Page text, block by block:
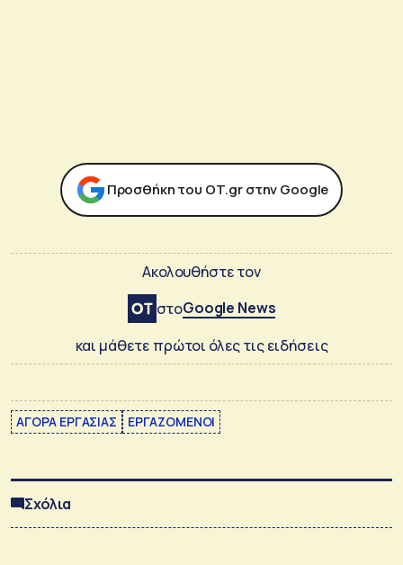
Προσθήκη του ΟΤ.gr στην Google
Ακολουθήστε τον
στοGoogle News
και μάθετε πρώτοι όλες τις ειδήσεις
ΑΓΟΡΑ ΕΡΓΑΣΙΑΣ ΕΡΓΑΖΟΜΕΝΟΙ
Σχόλια